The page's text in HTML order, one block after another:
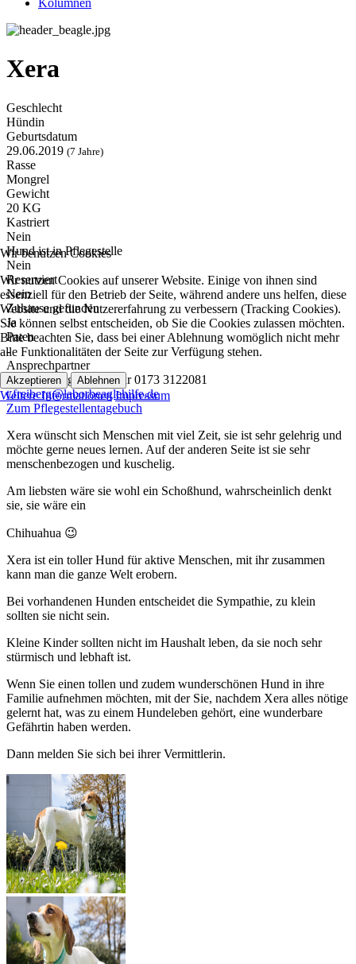
Kolumnen
Xera
Geschlecht
Hündin
Geburtsdatum
29.06.2019 (7 Jahre)
Rasse
Mongrel
Gewicht
20 KG
Kastriert
Nein
Hund ist in Pflegestelle
Nein
Reserviert
Nein
Zuhause gefunden
Ja
Paten
-
Ansprechpartner
Tina Freiberg Ab 17 Uhr 0173 3122081
t.freiberg@laborbeaglehilfe.de
Zum Pflegestellentagebuch
Xera wünscht sich Menschen mit viel Zeit, sie ist sehr gelehrig und
möchte gerne neues lernen. Auf der anderen Seite ist sie sehr
menschenbezogen und kuschelig.
Am liebsten wäre sie wohl ein Schoßhund, wahrscheinlich denkt
sie, sie wäre ein
Chihuahua 😉
Xera ist ein toller Hund für aktive Menschen, mit ihr zusammen
kann man die ganze Welt erobern.
Bei vorhandenen Hunden entscheidet die Sympathie, zu klein
sollten sie nicht sein.
Kleine Kinder sollten nicht im Haushalt leben, da sie noch sehr
stürmisch und lebhaft ist.
Wenn Sie einen tollen und zudem wunderschönen Hund in ihre
Familie aufnehmen möchten, mit der Sie, nachdem Xera alles nötige
gelernt hat, was zu einem Hundeleben gehört, eine wunderbare
Gefährtin haben werden.
Dann melden Sie sich bei ihrer Vermittlerin.
Wir benutzen Cookies
Wir nutzen Cookies auf unserer Website. Einige von ihnen sind
essenziell für den Betrieb der Seite, während andere uns helfen, diese
Website und die Nutzererfahrung zu verbessern (Tracking Cookies).
Sie können selbst entscheiden, ob Sie die Cookies zulassen möchten.
Bitte beachten Sie, dass bei einer Ablehnung womöglich nicht mehr
alle Funktionalitäten der Seite zur Verfügung stehen.
Akzeptieren Ablehnen
Weitere Informationen Impressum